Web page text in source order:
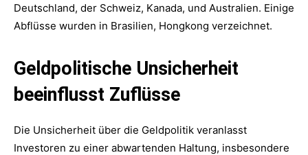
Deutschland, der Schweiz, Kanada, und Australien. Einige
Abflüsse wurden in Brasilien, Hongkong verzeichnet.
Geldpolitische Unsicherheit
beeinflusst Zuflüsse
Die Unsicherheit über die Geldpolitik veranlasst
Investoren zu einer abwartenden Haltung, insbesondere